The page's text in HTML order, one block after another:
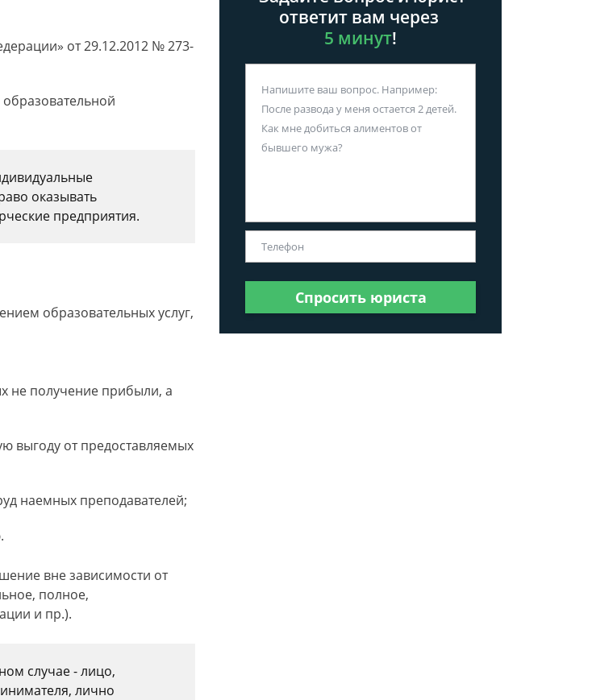
от 29.12.2012 № 273-
оказывать
предприятия.
образовательных услуг,
не получение прибыли, а
выгоду от предоставляемых
наемных преподавателей;
вне зависимости от
полное,
и пр.).
случае - лицо,
лично
ответит вам через
5 минут!
Спросить юриста